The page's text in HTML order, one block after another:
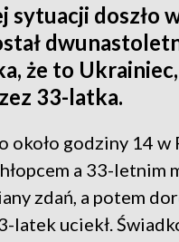
sytuacji doszło
że to
33-latka.
około godziny 14
a 33-letnim
zdań, a potem
latek uciekł.